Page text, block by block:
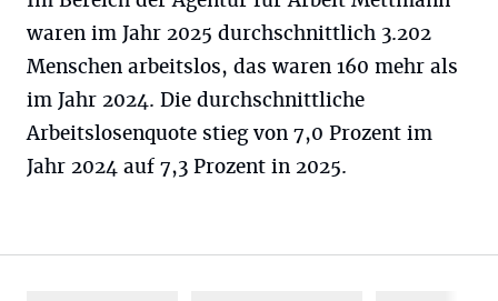
waren im Jahr 2025 durchschnittlich 3.202
Menschen arbeitslos, das waren 160 mehr als
im Jahr 2024. Die durchschnittliche
Arbeitslosenquote stieg von 7,0 Prozent im
Jahr 2024 auf 7,3 Prozent in 2025.